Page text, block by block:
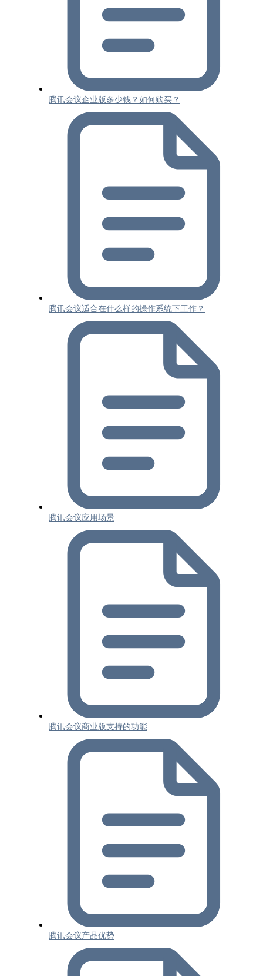
腾讯会议企业版多少钱？如何购买？
腾讯会议适合在什么样的操作系统下工作？
腾讯会议应用场景
腾讯会议商业版支持的功能
腾讯会议产品优势